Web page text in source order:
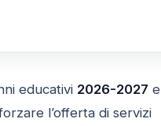
educativi 2026-2027 e
l’offerta di servizi